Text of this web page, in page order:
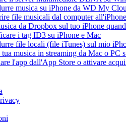
musica su iPhone da WD My
file musicali dal computer
da Dropbox sul tuo iPhone
i tag ID3 su iPhone e Mac
file locali (file iTunes) sul mio
musica in streaming da Mac o PC
l'app dall'App Store o attivare